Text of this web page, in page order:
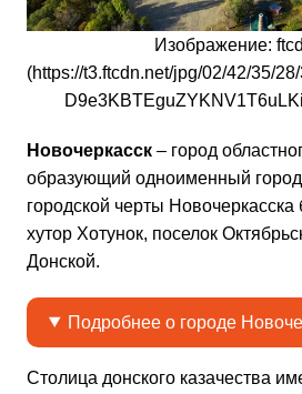
Изображение:
(https://t3.ftcdn.net/jpg/02/42/35/
Новочеркасск– город
образующий одноименный
городской черты
хутор Хотунок, поселок
Донской.
Подробнее о городе
Столица донского казачества